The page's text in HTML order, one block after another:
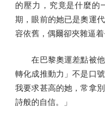
的壓力，究竟是什麼的
期，眼前的她已是奧運
容依舊，偶爾卻夾雜逼着
在巴黎奧運差點被他
轉化成推動力」不是口
我要求甚高的她，常拿
詩般的自信。」